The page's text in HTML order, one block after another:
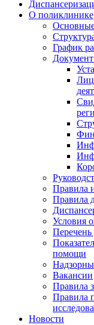
О поликлинике
График
Правила
Правила
Условия
Перечень
помощи
Вакансии
Правила
Правила
Новости